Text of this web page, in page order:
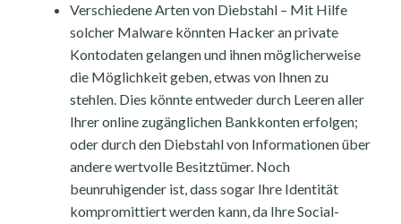
Verschiedene Arten von Diebstahl – Mit Hilfe
solcher Malware könnten Hacker an private
Kontodaten gelangen und ihnen möglicherweise
die Möglichkeit geben, etwas von Ihnen zu
stehlen. Dies könnte entweder durch Leeren aller
Ihrer online zugänglichen Bankkonten erfolgen;
oder durch den Diebstahl von Informationen über
andere wertvolle Besitztümer. Noch
beunruhigender ist, dass sogar Ihre Identität
kompromittiert werden kann, da Ihre Social-